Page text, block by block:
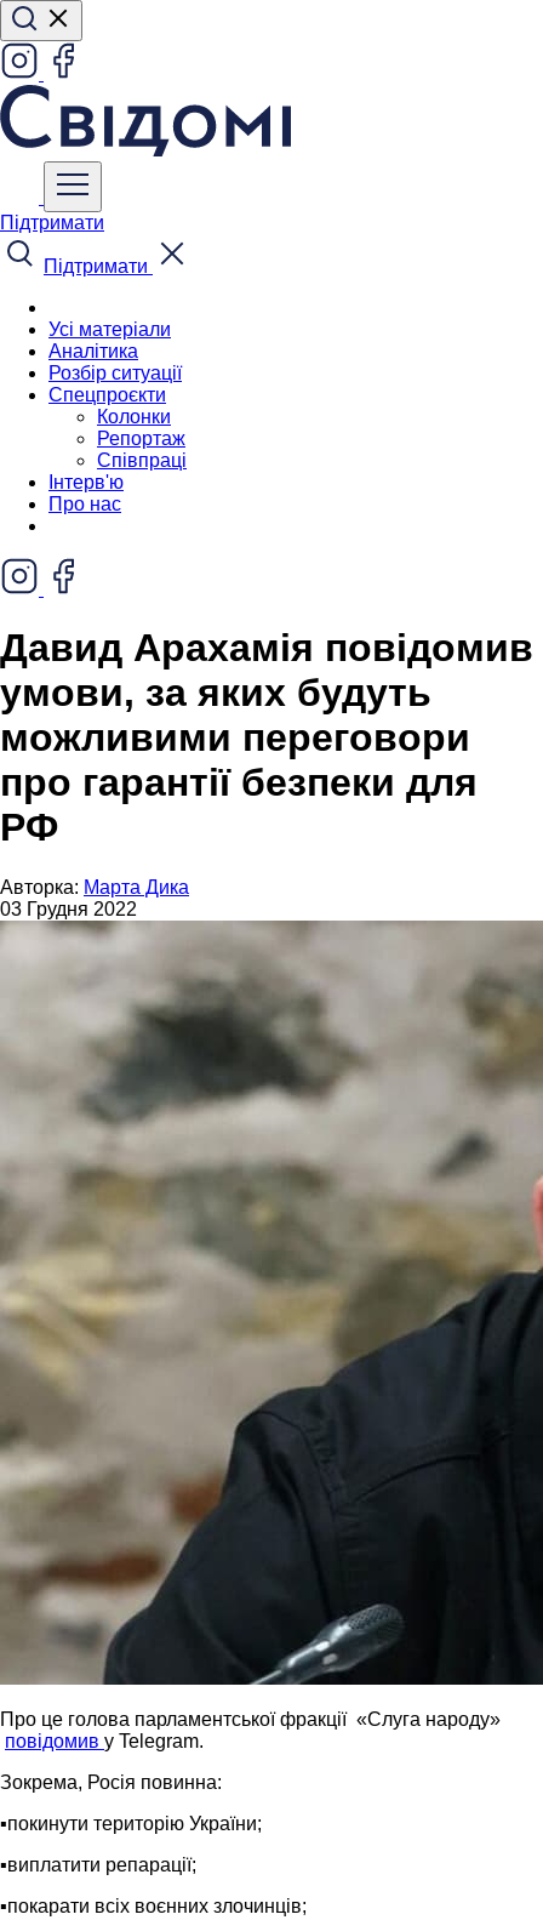
Підтримати
Підтримати
Усі матеріали
Аналітика
Розбір ситуації
Спецпроєкти
Колонки
Репортаж
Співпраці
Інтерв'ю
Про нас
Давид Арахамія повідомив
умови, за яких будуть
можливими переговори
про гарантії безпеки для
РФ
Авторка: Марта Дика
03 Грудня 2022
Про це голова парламентської фракції «Слуга народу»
повідомив у Telegram.
Зокрема, Росія повинна:
▪️покинути територію України;
▪️виплатити репарації;
▪️покарати всіх воєнних злочинців;